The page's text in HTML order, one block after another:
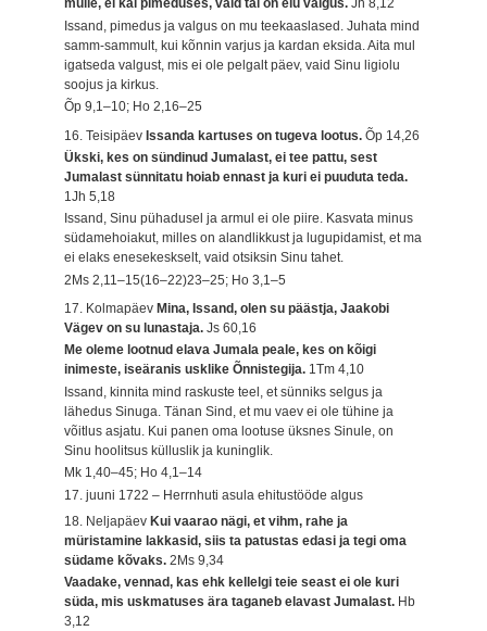
mulle, ei käi pimeduses, vaid tal on elu valgus.Jh 8,12
Issand, pimedus ja valgus on mu teekaaslased. Juhata mind
samm-sammult, kui kõnnin varjus ja kardan eksida. Aita mul
igatseda valgust, mis ei ole pelgalt päev, vaid Sinu ligiolu
soojus ja kirkus.
Õp 9,1–10; Ho 2,16–25
16. TeisipäevIssanda kartuses on tugeva lootus.Õp 14,26
Ükski, kes on sündinud Jumalast, ei tee pattu, sest
Jumalast sünnitatu hoiab ennast ja kuri ei puuduta teda.
1Jh 5,18
Issand, Sinu pühadusel ja armul ei ole piire. Kasvata minus
südamehoiakut, milles on alandlikkust ja lugupidamist, et ma
ei elaks enesekeskselt, vaid otsiksin Sinu tahet.
2Ms 2,11–15(16–22)23–25; Ho 3,1–5
17. Kolmapäev Mina, Issand, olen su päästja, Jaakobi
Vägev on su lunastaja.Js 60,16
Me oleme lootnud elava Jumala peale, kes on kõigi
inimeste, iseäranis usklike Õnnistegija. 1Tm 4,10
Issand, kinnita mind raskuste teel, et sünniks selgus ja
lähedus Sinuga. Tänan Sind, et mu vaev ei ole tühine ja
võitlus asjatu. Kui panen oma lootuse üksnes Sinule, on
Sinu hoolitsus külluslik ja kuninglik.
Mk 1,40–45; Ho 4,1–14
17. juuni 1722 – Herrnhuti asula ehitustööde algus
18. NeljapäevKui vaarao nägi, et vihm, rahe ja
müristamine lakkasid, siis ta patustas edasi ja tegi oma
südame kõvaks.2Ms 9,34
Vaadake, vennad, kas ehk kellelgi teie seast ei ole kuri
süda, mis uskmatuses ära taganeb elavast Jumalast. Hb
3,12